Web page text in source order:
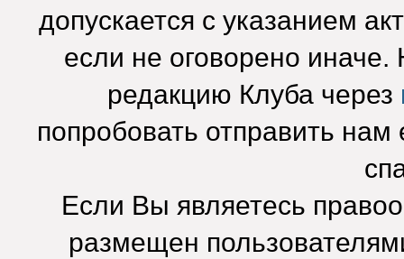
допускается с указанием
если не оговорено
редакцию Клуба через
попробовать отправить нам
Если Вы являетесь
размещен